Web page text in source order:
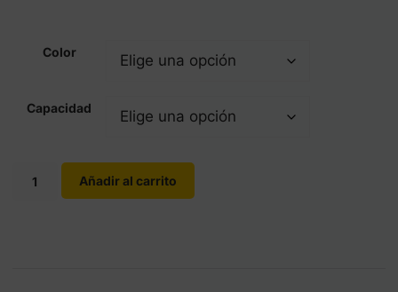
Color
Capacidad
Añadir al carrito